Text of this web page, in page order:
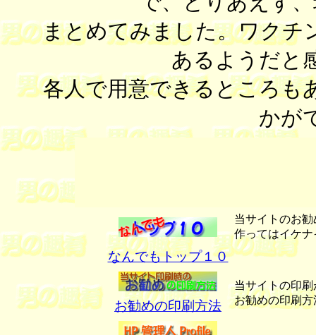
まとめてみました。ワクチ
あるようだと
各人で用意できるところも
かが
当サイトのお
作ってはイケ
なんでもトップ１０
当サイトの印
お勧めの印刷
お勧めの印刷方法